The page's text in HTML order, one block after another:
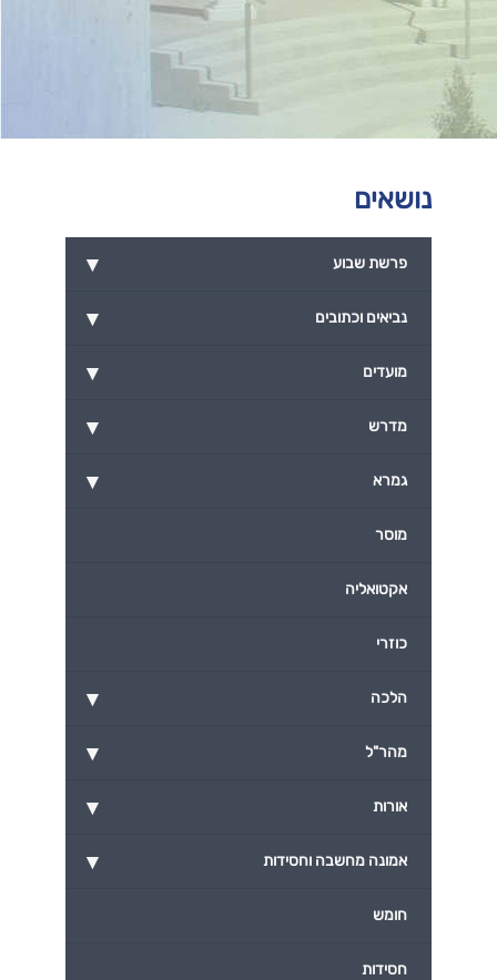
נושאים
▾ פרשת שבוע
▾ נביאים וכתובים
▾ מועדים
▾ מדרש
▾ גמרא
מוסר
אקטואליה
כוזרי
▾ הלכה
▾ מהר"ל
▾ אורות
▾ אמונה מחשבה וחסידות
חומש
חסידות